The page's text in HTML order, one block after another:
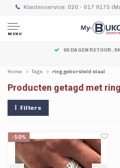
Klantenservice: 020 - 617 9175
MENU
90 DAGEN RETOUR.
Home Tags ring geborsteld staal
Producten getagd met
Filters
-50%